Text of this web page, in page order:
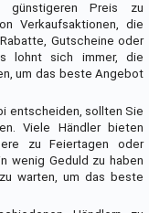
günstigeren Preis zu
Verkaufsaktionen, die
Gutscheine oder
lohnt sich immer, die
um das beste Angebot
entscheiden, sollten Sie
Viele Händler bieten
zu Feiertagen oder
wenig Geduld zu haben
warten, um das beste